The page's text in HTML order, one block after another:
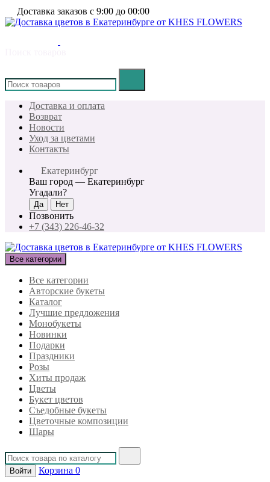
Доставка заказов с 9:00 до 00:00
Доставка и оплата
Возврат
Новости
Уход за цветами
Контакты
Екатеринбург
Ваш город — Екатеринбург
Угадали?
Позвонить
+7 (343) 226-46-32
Все категории
Все категории
Авторские букеты
Каталог
Лучшие предложения
Монобукеты
Новинки
Подарки
Праздники
Розы
Хиты продаж
Цветы
Букет цветов
Съедобные букеты
Цветочные композиции
Шары
Войти Корзина 0